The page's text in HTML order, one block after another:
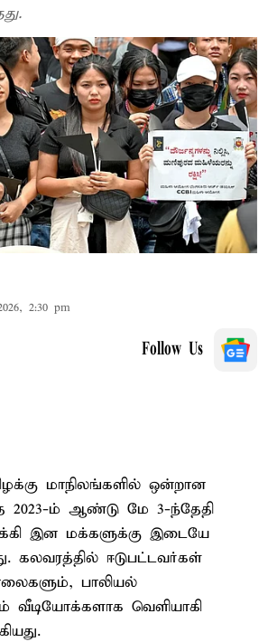
2:30 pm
Follow Us
மாநிலங்களில் ஒன்றான
2023-ம் ஆண்டு மே 3-ந்தேதி
இன மக்களுக்கு இடையே
கலவரத்தில் ஈடுபட்டவர்கள்
பாலியல்
வீடியோக்களாக வெளியாகி